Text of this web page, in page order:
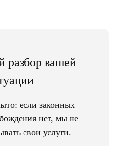
разбор вашей
если законных
нет, мы не
свои услуги.